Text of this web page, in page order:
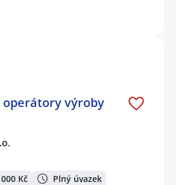
operátory výroby
Kč Plný úvazek